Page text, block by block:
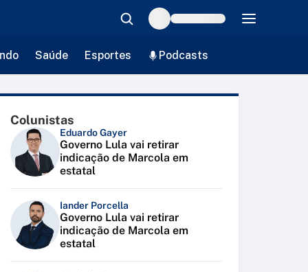
Saúde Esportes Podcasts
Colunistas
Eduardo Gayer
Governo Lula vai retirar
indicação de Marcola em
estatal
Iander Porcella
Governo Lula vai retirar
indicação de Marcola em
estatal